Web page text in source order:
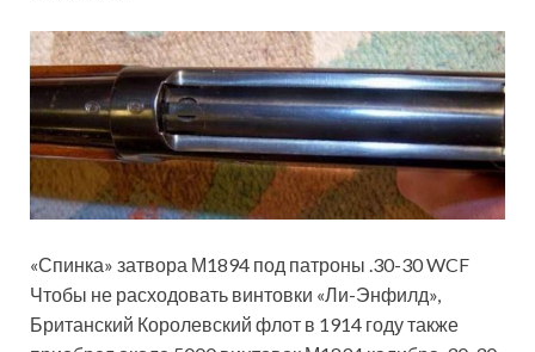
«Спинка» затвора М1894 под патроны .30-30 WCF
Чтобы не расходовать винтовки «Ли-Энфилд»,
Британский Королевский флот в 1914 году также